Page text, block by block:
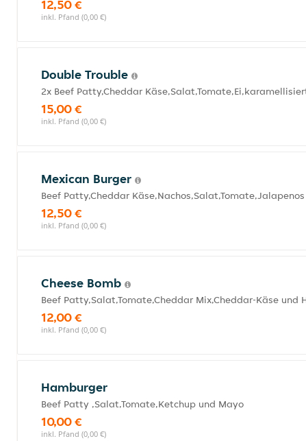
12,50 €
inkl. Pfand (0,00 €)
Double Trouble
2x Beef Patty,Cheddar
15,00 €
inkl. Pfand (0,00 €)
Mexican Burger
Beef Patty,Cheddar
12,50 €
inkl. Pfand (0,00 €)
Cheese Bomb
Beef Patty,Salat,Tomate,Cheddar Mix,Cheddar-Käse und
12,00 €
inkl. Pfand (0,00 €)
Hamburger
Beef Patty ,Salat,Tomate,Ketchup und Mayo
10,00 €
inkl. Pfand (0,00 €)